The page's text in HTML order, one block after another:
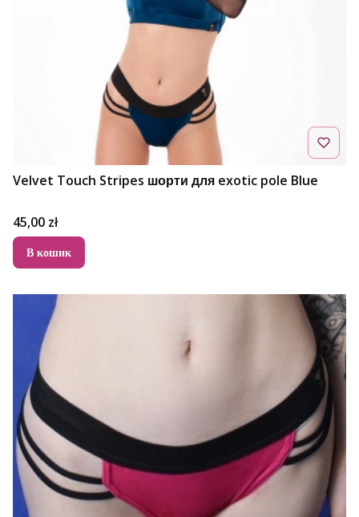
Velvet Touch Stripes шорти для exotic pole Blue
Ціна
45,00 zł
В кошик